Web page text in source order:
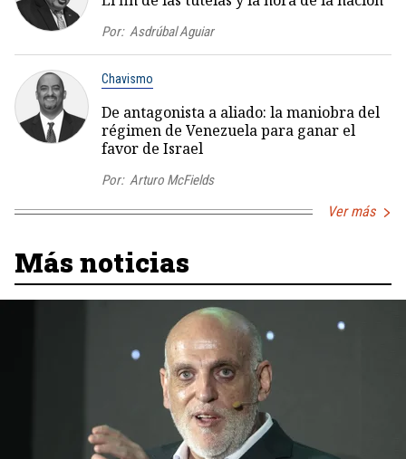
Por: Asdrúbal Aguiar
Chavismo
De antagonista a aliado: la maniobra del
régimen de Venezuela para ganar el
favor de Israel
Por: Arturo McFields
Ver más
Más noticias